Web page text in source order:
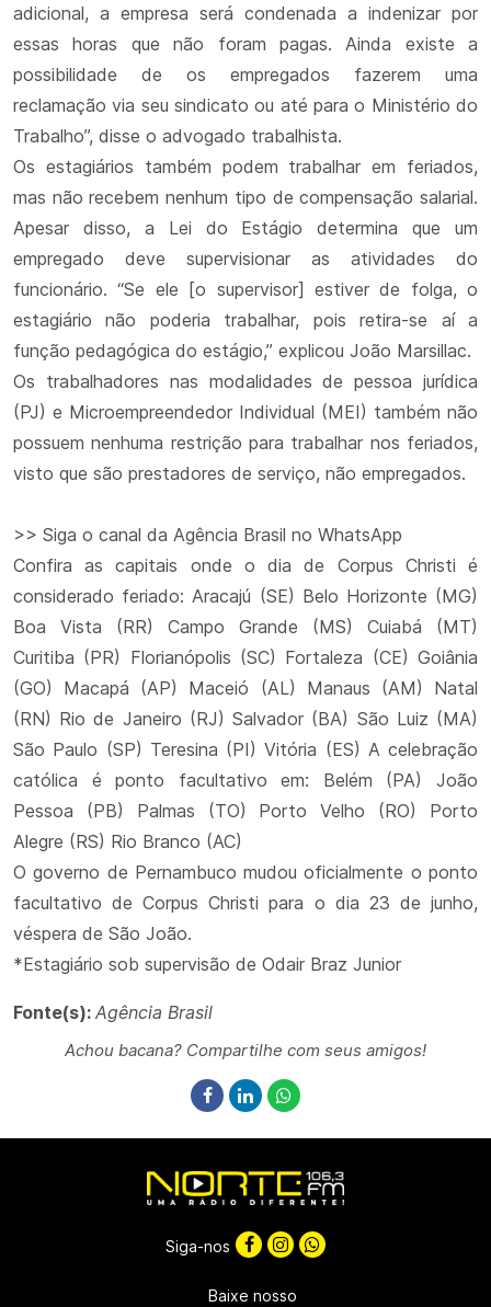
adicional, a empresa será condenada a indenizar por
essas horas que não foram pagas. Ainda existe a
possibilidade de os empregados fazerem uma
reclamação via seu sindicato ou até para o Ministério do
Trabalho”, disse o advogado trabalhista.
Os estagiários também podem trabalhar em feriados,
mas não recebem nenhum tipo de compensação salarial.
Apesar disso, a Lei do Estágio determina que um
empregado deve supervisionar as atividades do
funcionário. “Se ele [o supervisor] estiver de folga, o
estagiário não poderia trabalhar, pois retira-se aí a
função pedagógica do estágio,” explicou João Marsillac.
Os trabalhadores nas modalidades de pessoa jurídica
(PJ) e Microempreendedor Individual (MEI) também não
possuem nenhuma restrição para trabalhar nos feriados,
visto que são prestadores de serviço, não empregados.
>> Siga o canal da Agência Brasil no WhatsApp
Confira as capitais onde o dia de Corpus Christi é
considerado feriado: Aracajú (SE) Belo Horizonte (MG)
Boa Vista (RR) Campo Grande (MS) Cuiabá (MT)
Curitiba (PR) Florianópolis (SC) Fortaleza (CE) Goiânia
(GO) Macapá (AP) Maceió (AL) Manaus (AM) Natal
(RN) Rio de Janeiro (RJ) Salvador (BA) São Luiz (MA)
São Paulo (SP) Teresina (PI) Vitória (ES) A celebração
católica é ponto facultativo em: Belém (PA) João
Pessoa (PB) Palmas (TO) Porto Velho (RO) Porto
Alegre (RS) Rio Branco (AC)
O governo de Pernambuco mudou oficialmente o ponto
facultativo de Corpus Christi para o dia 23 de junho,
véspera de São João.
*Estagiário sob supervisão de Odair Braz Junior
Fonte(s): Agência Brasil
Achou bacana? Compartilhe com seus amigos!
Siga-nos
Baixe nosso